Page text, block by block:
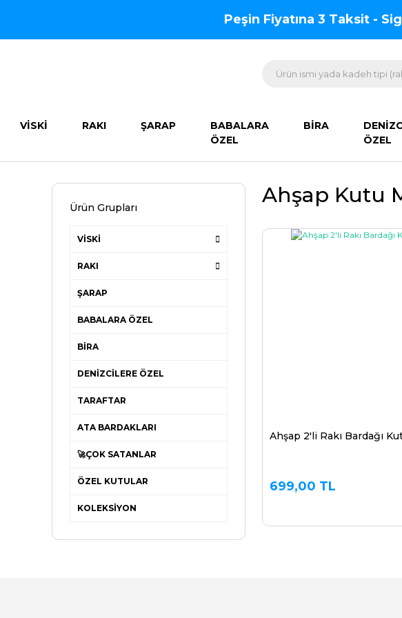
Peşin Fiyatına 3 Taksit -
VİSKİ RAKI ŞARAP
BABALARA
ÖZEL
BİRA
ÖZEL
Ürün Grupları
VİSKİ
RAKI
ŞARAP
BABALARA ÖZEL
BİRA
DENİZCİLERE ÖZEL
TARAFTAR
ATA BARDAKLARI
🚀ÇOK SATANLAR
ÖZEL KUTULAR
KOLEKSİYON
Ahşap Kutu
Ahşap 2'li Rakı Bardağı
699,00 TL